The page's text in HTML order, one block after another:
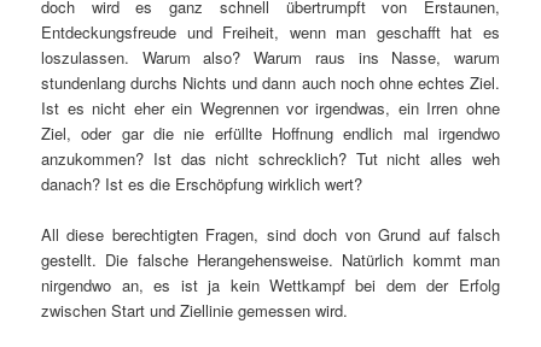
doch wird es ganz schnell übertrumpft von Erstaunen,
Entdeckungsfreude und Freiheit, wenn man geschafft hat es
loszulassen. Warum also? Warum raus ins Nasse, warum
stundenlang durchs Nichts und dann auch noch ohne echtes Ziel.
Ist es nicht eher ein Wegrennen vor irgendwas, ein Irren ohne
Ziel, oder gar die nie erfüllte Hoffnung endlich mal irgendwo
anzukommen? Ist das nicht schrecklich? Tut nicht alles weh
danach? Ist es die Erschöpfung wirklich wert?
All diese berechtigten Fragen, sind doch von Grund auf falsch
gestellt. Die falsche Herangehensweise. Natürlich kommt man
nirgendwo an, es ist ja kein Wettkampf bei dem der Erfolg
zwischen Start und Ziellinie gemessen wird.